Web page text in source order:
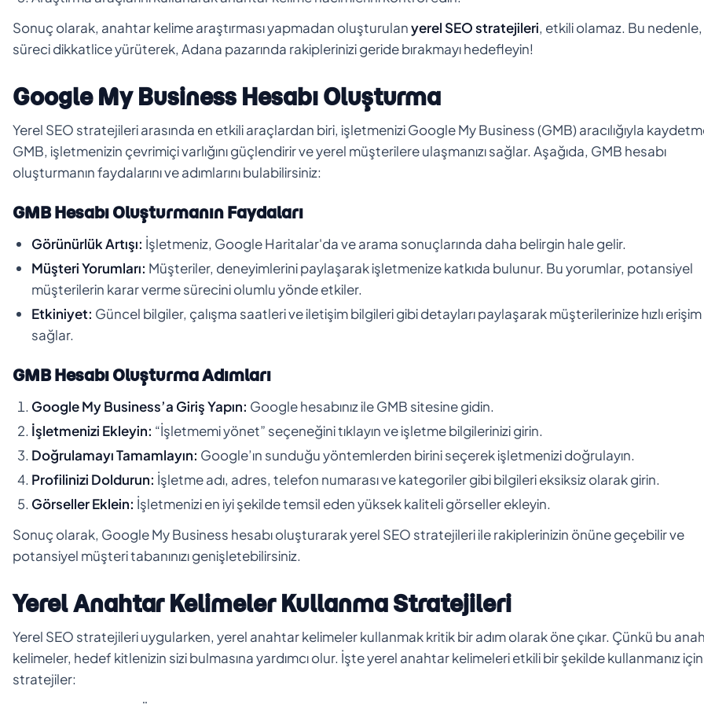
Sonuç olarak, anahtar kelime araştırması yapmadan oluşturulanyerel SEO stratejileri, etkili olamaz. Bu
süreci dikkatlice yürüterek, Adana pazarında rakiplerinizi geride bırakmayı hedefleyin!
Google My Business Hesabı Oluşturma
Yerel SEO stratejileri arasında en etkili araçlardan biri, işletmenizi Google My Business (GMB) aracılığıyla
GMB, işletmenizin çevrimiçi varlığını güçlendirir ve yerel müşterilere ulaşmanızı sağlar. Aşağıda, GMB hesabı
oluşturmanın faydalarını ve adımlarını bulabilirsiniz:
GMB Hesabı Oluşturmanın Faydaları
Görünürlük Artışı: İşletmeniz, Google Haritalar'da ve arama sonuçlarında daha belirgin hale gelir.
Müşteri Yorumları: Müşteriler, deneyimlerini paylaşarak işletmenize katkıda bulunur. Bu yorumlar, potansiyel
müşterilerin karar verme sürecini olumlu yönde etkiler.
Etkiniyet: Güncel bilgiler, çalışma saatleri ve iletişim bilgileri gibi detayları paylaşarak müşterilerinize hızlı erişim
sağlar.
GMB Hesabı Oluşturma Adımları
Google My Business’a Giriş Yapın: Google hesabınız ile GMB sitesine gidin.
İşletmenizi Ekleyin: “İşletmemi yönet” seçeneğini tıklayın ve işletme bilgilerinizi girin.
Doğrulamayı Tamamlayın: Google’ın sunduğu yöntemlerden birini seçerek işletmenizi doğrulayın.
Profilinizi Doldurun: İşletme adı, adres, telefon numarası ve kategoriler gibi bilgileri eksiksiz olarak girin.
Görseller Eklein: İşletmenizi en iyi şekilde temsil eden yüksek kaliteli görseller ekleyin.
Sonuç olarak, Google My Business hesabı oluşturarak yerel SEO stratejileri ile rakiplerinizin önüne geçebilir ve
potansiyel müşteri tabanınızı genişletebilirsiniz.
Yerel Anahtar Kelimeler Kullanma Stratejileri
Yerel SEO stratejileri uygularken, yerel anahtar kelimeler kullanmak kritik bir adım olarak öne çıkar. Çünkü bu
kelimeler, hedef kitlenizin sizi bulmasına yardımcı olur. İşte yerel anahtar kelimeleri etkili bir şekilde kullanmanız için
stratejiler: